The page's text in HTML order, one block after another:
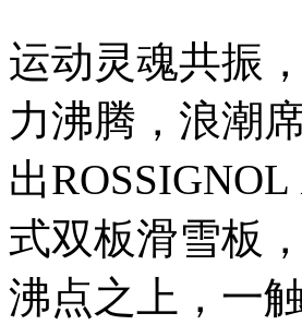
动
灵
共
振，
ROSSIGNOL
X
BMW
联
手
驭
冰
运动灵魂共振
力沸腾，浪潮
出
式双板滑雪板
沸点之上，一